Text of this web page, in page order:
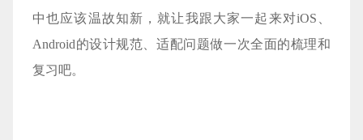
中也应该温故知新，就让我跟大家一起来对iOS、
Android的设计规范、适配问题做一次全面的梳理和
复习吧。